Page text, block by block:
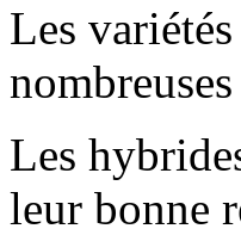
Les
Les
leur bonne